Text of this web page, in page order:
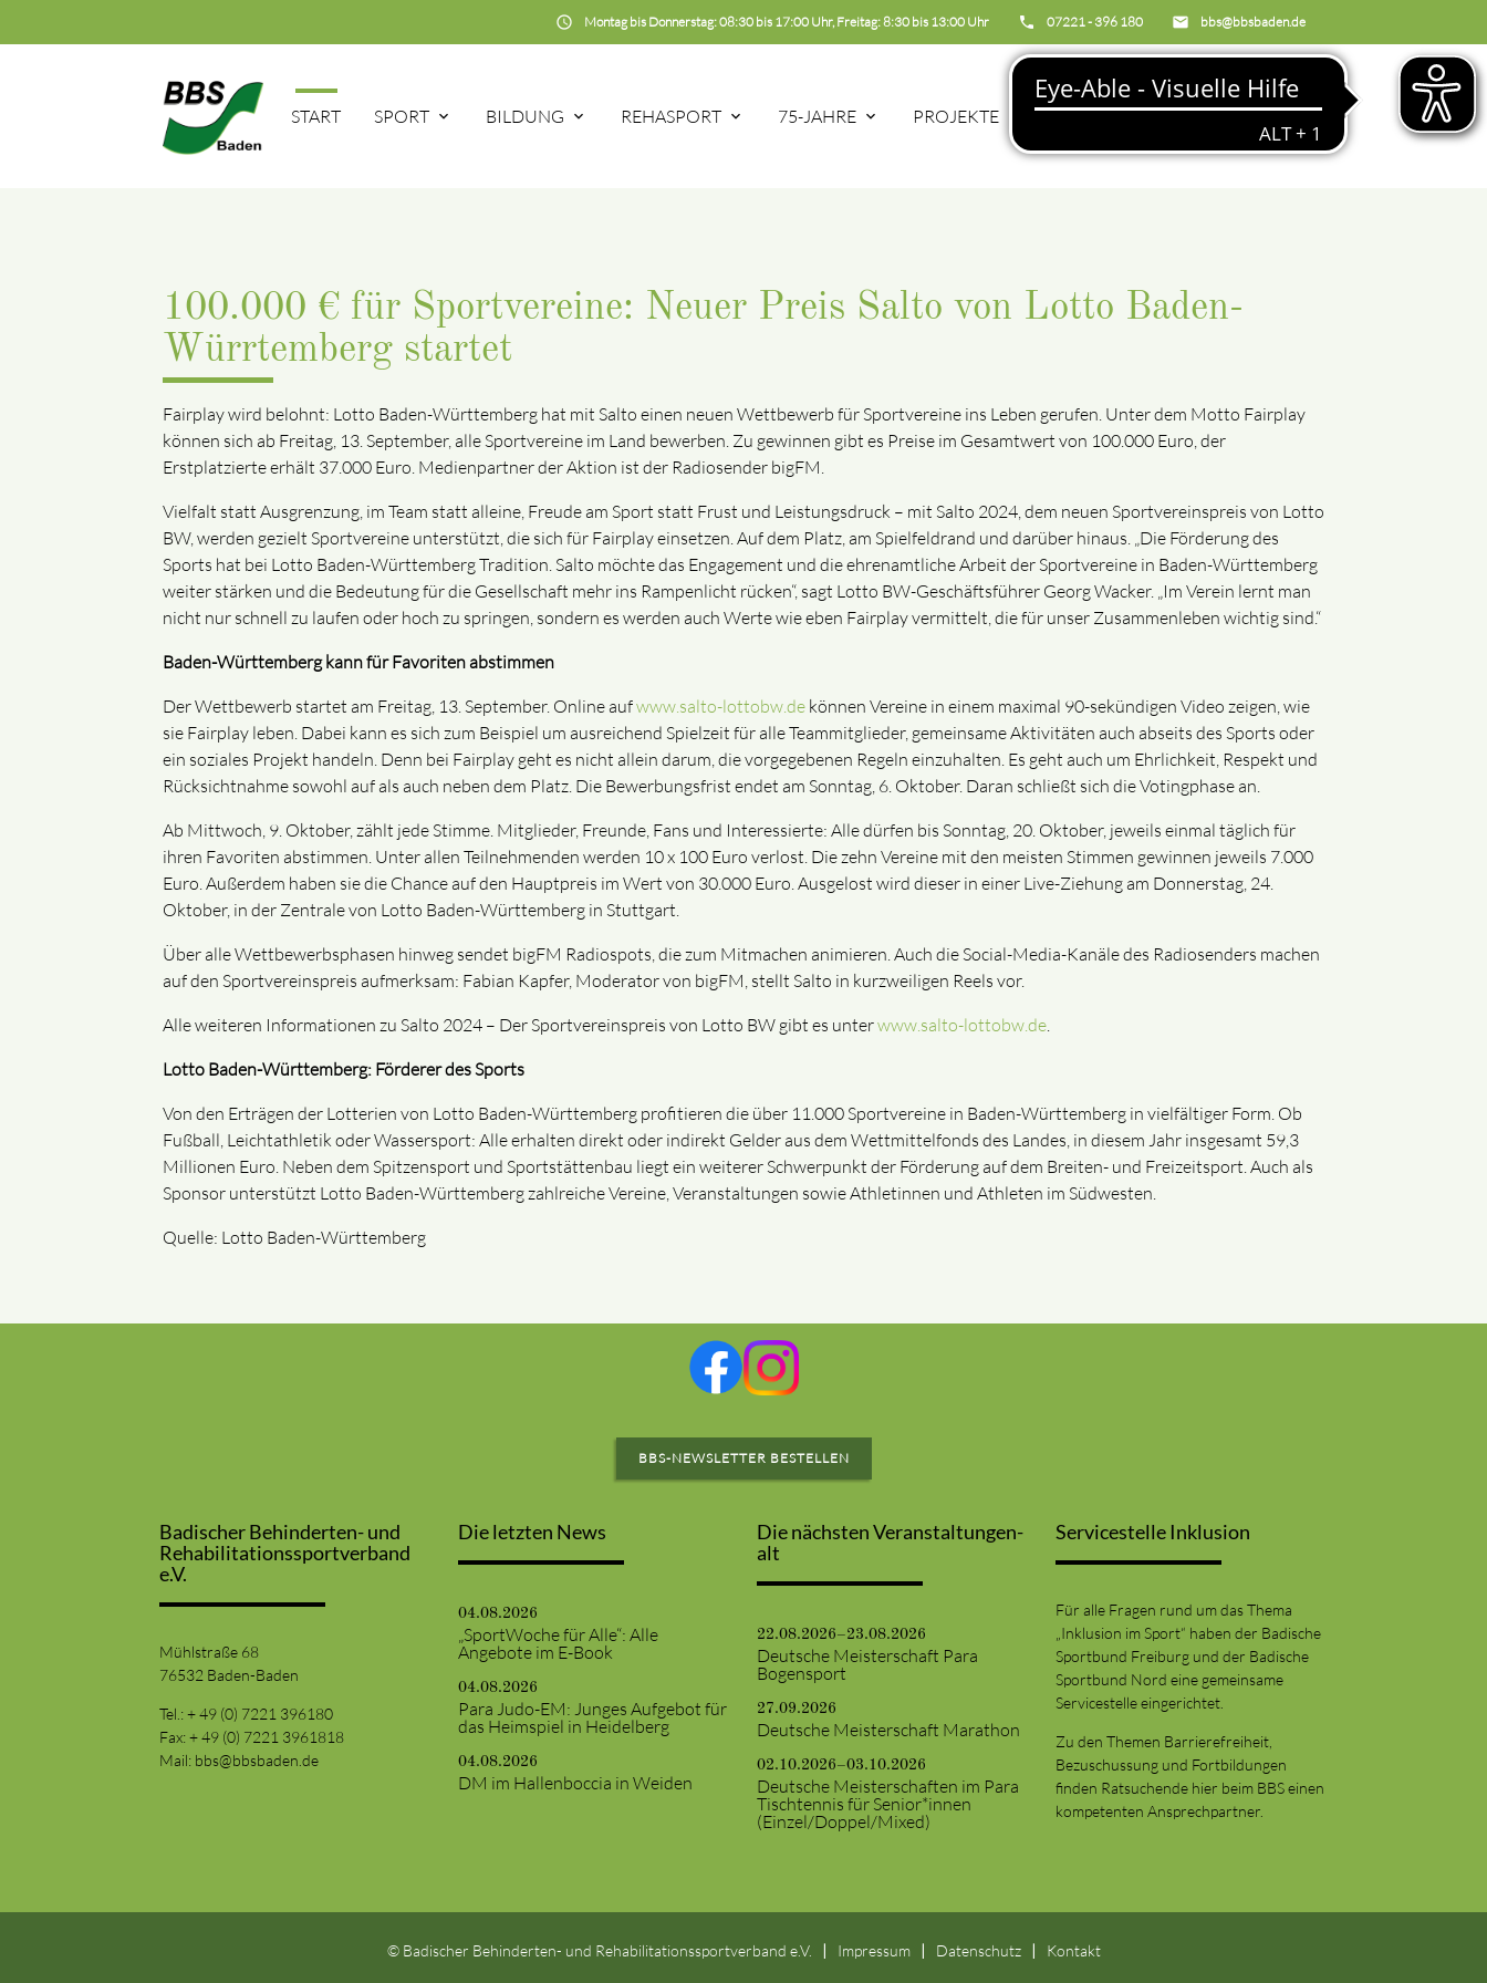
email bbs@bbsbaden.de
phone 07221 - 396 180
schedule Montag bis Donnerstag: 08:30 bis 17:00 Uhr, Freitag: 8:30 bis 13:00 Uhr
START SPORT BILDUNG REHASPORT 75-JAHRE PROJEKTE BBS search
100.000 € für Sportvereine: Neuer Preis Salto von Lotto Baden-
Würrtemberg startet
Fairplay wird belohnt: Lotto Baden-Württemberg hat mit Salto einen neuen Wettbewerb für Sportvereine ins Leben gerufen. Unter dem Motto Fairplay
können sich ab Freitag, 13. September, alle Sportvereine im Land bewerben. Zu gewinnen gibt es Preise im Gesamtwert von 100.000 Euro, der
Erstplatzierte erhält 37.000 Euro. Medienpartner der Aktion ist der Radiosender bigFM.
Vielfalt statt Ausgrenzung, im Team statt alleine, Freude am Sport statt Frust und Leistungsdruck – mit Salto 2024, dem neuen Sportvereinspreis von Lotto
BW, werden gezielt Sportvereine unterstützt, die sich für Fairplay einsetzen. Auf dem Platz, am Spielfeldrand und darüber hinaus. „Die Förderung des
Sports hat bei Lotto Baden-Württemberg Tradition. Salto möchte das Engagement und die ehrenamtliche Arbeit der Sportvereine in Baden-Württemberg
weiter stärken und die Bedeutung für die Gesellschaft mehr ins Rampenlicht rücken“, sagt Lotto BW-Geschäftsführer Georg Wacker. „Im Verein lernt man
nicht nur schnell zu laufen oder hoch zu springen, sondern es werden auch Werte wie eben Fairplay vermittelt, die für unser Zusammenleben wichtig sind.“
Baden-Württemberg kann für Favoriten abstimmen
Der Wettbewerb startet am Freitag, 13. September. Online aufwww.salto-lottobw.de können Vereine in einem maximal 90-sekündigen Video zeigen, wie
sie Fairplay leben. Dabei kann es sich zum Beispiel um ausreichend Spielzeit für alle Teammitglieder, gemeinsame Aktivitäten auch abseits des Sports oder
ein soziales Projekt handeln. Denn bei Fairplay geht es nicht allein darum, die vorgegebenen Regeln einzuhalten. Es geht auch um Ehrlichkeit, Respekt und
Rücksichtnahme sowohl auf als auch neben dem Platz. Die Bewerbungsfrist endet am Sonntag, 6. Oktober. Daran schließt sich die Votingphase an.
Ab Mittwoch, 9. Oktober, zählt jede Stimme. Mitglieder, Freunde, Fans und Interessierte: Alle dürfen bis Sonntag, 20. Oktober, jeweils einmal täglich für
ihren Favoriten abstimmen. Unter allen Teilnehmenden werden 10 x 100 Euro verlost. Die zehn Vereine mit den meisten Stimmen gewinnen jeweils 7.000
Euro. Außerdem haben sie die Chance auf den Hauptpreis im Wert von 30.000 Euro. Ausgelost wird dieser in einer Live-Ziehung am Donnerstag, 24.
Oktober, in der Zentrale von Lotto Baden-Württemberg in Stuttgart.
Über alle Wettbewerbsphasen hinweg sendet bigFM Radiospots, die zum Mitmachen animieren. Auch die Social-Media-Kanäle des Radiosenders machen
auf den Sportvereinspreis aufmerksam: Fabian Kapfer, Moderator von bigFM, stellt Salto in kurzweiligen Reels vor.
Alle weiteren Informationen zu Salto 2024 – Der Sportvereinspreis von Lotto BW gibt es unterwww.salto-lottobw.de.
Lotto Baden-Württemberg: Förderer des Sports
Von den Erträgen der Lotterien von Lotto Baden-Württemberg profitieren die über 11.000 Sportvereine in Baden-Württemberg in vielfältiger Form. Ob
Fußball, Leichtathletik oder Wassersport: Alle erhalten direkt oder indirekt Gelder aus dem Wettmittelfonds des Landes, in diesem Jahr insgesamt 59,3
Millionen Euro. Neben dem Spitzensport und Sportstättenbau liegt ein weiterer Schwerpunkt der Förderung auf dem Breiten- und Freizeitsport. Auch als
Sponsor unterstützt Lotto Baden-Württemberg zahlreiche Vereine, Veranstaltungen sowie Athletinnen und Athleten im Südwesten.
Quelle: Lotto Baden-Württemberg
BBS-NEWSLETTER BESTELLEN
Badischer Behinderten- und
Rehabilitationssportverband
e.V.
Mühlstraße 68
76532 Baden-Baden
Tel.: + 49 (0) 7221 396180
Fax: + 49 (0) 7221 3961818
Mail: bbs@bbsbaden.de
Die letzten News
04.08.2026
„SportWoche für Alle“: Alle
Angebote im E-Book
04.08.2026
Para Judo-EM: Junges Aufgebot für
das Heimspiel in Heidelberg
04.08.2026
DM im Hallenboccia in Weiden
Die nächsten Veranstaltungen-
alt
22.08.2026–23.08.2026
Deutsche Meisterschaft Para
Bogensport
27.09.2026
Deutsche Meisterschaft Marathon
02.10.2026–03.10.2026
Deutsche Meisterschaften im Para
Tischtennis für Senior*innen
(Einzel/Doppel/Mixed)
Servicestelle Inklusion
Für alle Fragen rund um das Thema
„Inklusion im Sport“ haben der Badische
Sportbund Freiburg und der Badische
Sportbund Nord eine gemeinsame
Servicestelle eingerichtet.
Zu den Themen Barrierefreiheit,
Bezuschussung und Fortbildungen
finden Ratsuchende hier beim BBS einen
kompetenten Ansprechpartner.
© Badischer Behinderten- und Rehabilitationssportverband e.V. Impressum Datenschutz Kontakt